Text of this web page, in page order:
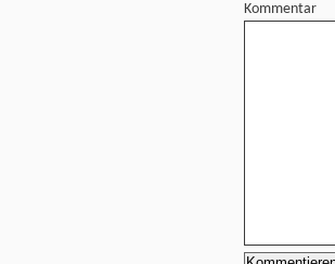
Kommentar